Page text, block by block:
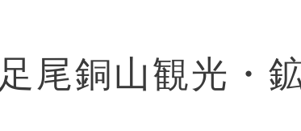
足尾銅山観光・